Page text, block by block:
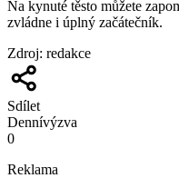
Na kynuté těsto můžete
zvládne i úplný začátečník.
Zdroj: redakce
Sdílet
Dennívýzva
0
Reklama